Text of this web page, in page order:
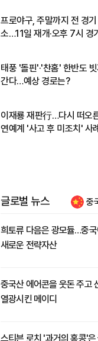
프로야구, 주말까지 전 경기
소…11일 재개·오후 7시 경기
태풍 '돌핀'·'찬홈' 한반도 빗
간다…예상 경로는?
이재룡 재판行…다시 떠오
연예계 '사고 후 미조치' 사례
글로벌 뉴스 중
희토류 다음은 광모듈…중
새로운 전략자산
중국산 에어콘을 웃돈 주고
열광시킨 메이디
스티븐 로치 '과거의 홍콩'